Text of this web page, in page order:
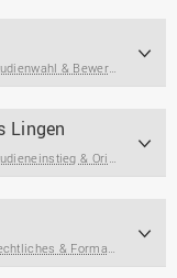
Studienwahl & Bewerbung
Lingen
Studieneinstieg & Orientierung
,Studierende
Rechtliches & Formalien